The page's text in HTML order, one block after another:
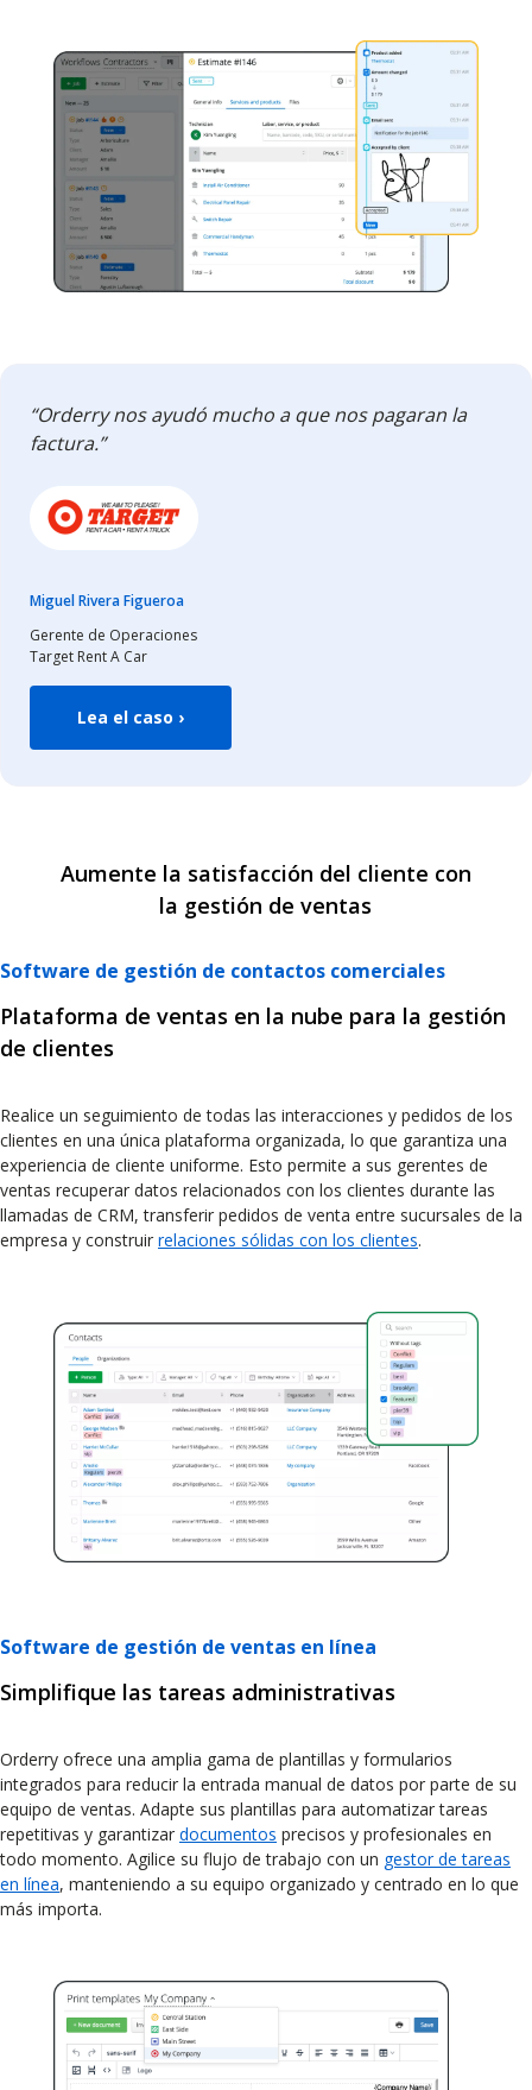
“Orderry nos ayudó mucho a que nos pagaran la
factura.”
Miguel Rivera Figueroa
Gerente de Operaciones
Target Rent A Car
Lea el caso ›
Aumente la satisfacción del cliente con
la gestión de ventas
Software de gestión de contactos comerciales
Plataforma de ventas en la nube para la gestión
de clientes
Realice un seguimiento de todas las interacciones y pedidos de los
clientes en una única plataforma organizada, lo que garantiza una
experiencia de cliente uniforme. Esto permite a sus gerentes de
ventas recuperar datos relacionados con los clientes durante las
llamadas de CRM, transferir pedidos de venta entre sucursales de la
empresa y construir relaciones sólidas con los clientes.
Software de gestión de ventas en línea
Simplifique las tareas administrativas
Orderry ofrece una amplia gama de plantillas y formularios
integrados para reducir la entrada manual de datos por parte de su
equipo de ventas. Adapte sus plantillas para automatizar tareas
repetitivas y garantizar documentos precisos y profesionales en
todo momento. Agilice su flujo de trabajo con un gestor de tareas
en línea, manteniendo a su equipo organizado y centrado en lo que
más importa.